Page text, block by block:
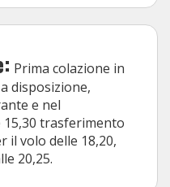
Prima colazione in
disposizione,
e nel
trasferimento
il volo delle 18,20,
20,25.